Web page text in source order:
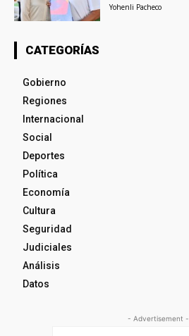
Yohenli Pacheco
CATEGORÍAS
Gobierno
Regiones
Internacional
Social
Deportes
Política
Economía
Cultura
Seguridad
Judiciales
Análisis
Datos
- Advertisement -